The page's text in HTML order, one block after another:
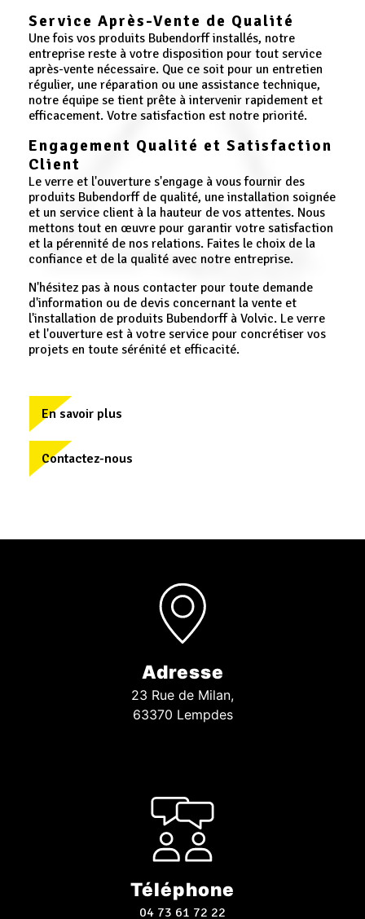
Service Après-Vente de Qualité
Une fois vos produits Bubendorff installés, notre
entreprise reste à votre disposition pour tout service
après-vente nécessaire. Que ce soit pour un entretien
régulier, une réparation ou une assistance technique,
notre équipe se tient prête à intervenir rapidement et
efficacement. Votre satisfaction est notre priorité.
Engagement Qualité et Satisfaction
Client
Le verre et l'ouverture s'engage à vous fournir des
produits Bubendorff de qualité, une installation soignée
et un service client à la hauteur de vos attentes. Nous
mettons tout en œuvre pour garantir votre satisfaction
et la pérennité de nos relations. Faites le choix de la
confiance et de la qualité avec notre entreprise.
N'hésitez pas à nous contacter pour toute demande
d'information ou de devis concernant la vente et
l'installation de produits Bubendorff à Volvic. Le verre
et l'ouverture est à votre service pour concrétiser vos
projets en toute sérénité et efficacité.
En savoir plus
Contactez-nous
Adresse
23 Rue de Milan,
63370 Lempdes
Téléphone
04 73 61 72 22